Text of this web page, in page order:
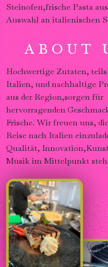
Steinofen,frische Pasta
Auswahl an italienischen
ABOUT
Hochwertige Zutaten,
Italien, und nachhaltige
aus der Region,sorgen für
hervorragenden
Frische. Wir freuen uns,
Reise nach Italien
Qualität,
Musik im Mittelpunkt